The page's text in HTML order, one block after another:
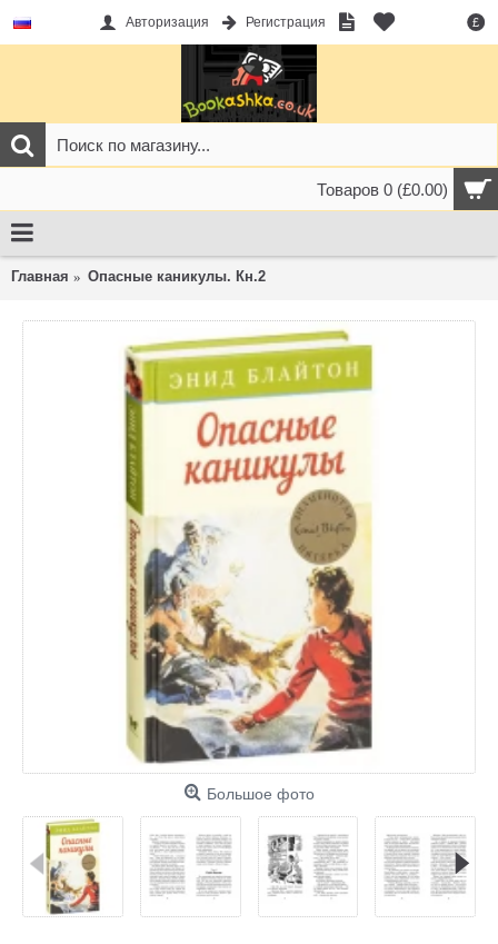
£
Авторизация Регистрация
Товаров 0 (£0.00)
Главная Опасные каникулы. Кн.2
Большое фото